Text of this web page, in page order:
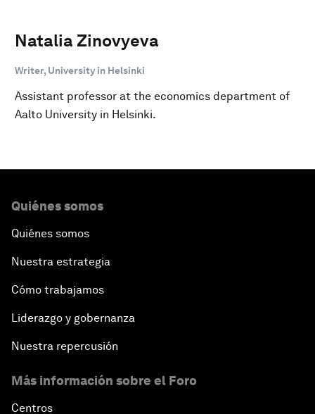
Natalia Zinovyeva
Writer, University in Helsinki
Assistant professor at the economics department of
Aalto University in Helsinki.
Quiénes somos
Quiénes somos
Nuestra estrategia
Cómo trabajamos
Liderazgo y gobernanza
Nuestra repercusión
Más información sobre el Foro
Centros